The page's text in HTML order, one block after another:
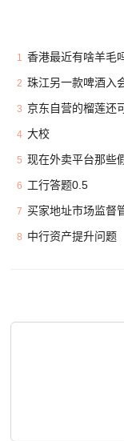
1 香港最近有啥羊毛
2 珠江另一款啤酒入
3 京东自营的榴莲还
4 大校
5 现在外卖平台那些
6 工行答题0.5
7 买家地址市场监督
8 中行资产提升问题